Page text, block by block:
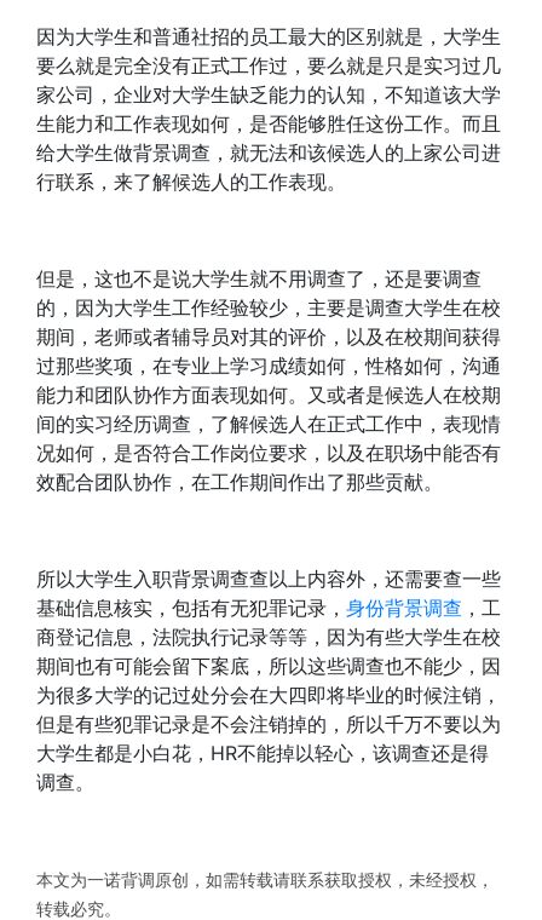
因为大学生和普通社招的员工最大的区别就是，大学生
要么就是完全没有正式工作过，要么就是只是实习过几
家公司，企业对大学生缺乏能力的认知，不知道该大学
生能力和工作表现如何，是否能够胜任这份工作。而且
给大学生做背景调查，就无法和该候选人的上家公司进
行联系，来了解候选人的工作表现。
但是，这也不是说大学生就不用调查了，还是要调查
的，因为大学生工作经验较少，主要是调查大学生在校
期间，老师或者辅导员对其的评价，以及在校期间获得
过那些奖项，在专业上学习成绩如何，性格如何，沟通
能力和团队协作方面表现如何。又或者是候选人在校期
间的实习经历调查，了解候选人在正式工作中，表现情
况如何，是否符合工作岗位要求，以及在职场中能否有
效配合团队协作，在工作期间作出了那些贡献。
所以大学生入职背景调查查以上内容外，还需要查一些
基础信息核实，包括有无犯罪记录， 身份背景调查 ，工
商登记信息，法院执行记录等等，因为有些大学生在校
期间也有可能会留下案底，所以这些调查也不能少，因
为很多大学的记过处分会在大四即将毕业的时候注销，
但是有些犯罪记录是不会注销掉的，所以千万不要以为
大学生都是小白花，HR不能掉以轻心，该调查还是得
调查。
本文为一诺背调原创，如需转载请联系获取授权，未经授权，
转载必究。